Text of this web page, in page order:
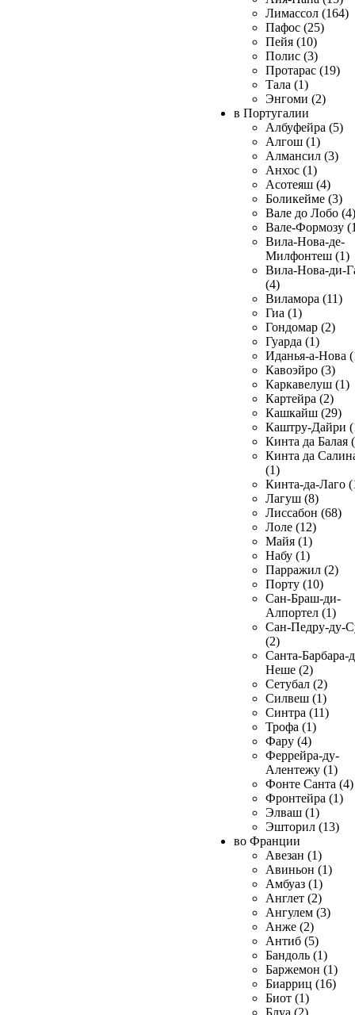
Лимассол (164)
Пафос (25)
Пейя (10)
Полис (3)
Протарас (19)
Тала (1)
Энгоми (2)
в Португалии
Албуфейра (5)
Алгош (1)
Алмансил (3)
Анхос (1)
Асотеяш (4)
Боликейме (3)
Вале до Лобо (4)
Вале-Формозу
Вила-Нова-де-
Милфонтеш (1)
Вила-Нова-ди-
(4)
Виламора (11)
Гиа (1)
Гондомар (2)
Гуарда (1)
Иданья-а-Нова
Кавоэйро (3)
Каркавелуш (1)
Картейра (2)
Кашкайш (29)
Каштру-Дайри
Кинта да Балая
Кинта да
(1)
Кинта-да-Лаго
Лагуш (8)
Лиссабон (68)
Лоле (12)
Майя (1)
Набу (1)
Парражил (2)
Порту (10)
Сан-Браш-ди-
Алпортел (1)
Сан-Педру-ду-
(2)
Санта-Барбара-
Неше (2)
Сетубал (2)
Силвеш (1)
Синтра (11)
Трофа (1)
Фару (4)
Феррейра-ду-
Алентежу (1)
Фонте Санта (4)
Фронтейра (1)
Элваш (1)
Эшторил (13)
во Франции
Авезан (1)
Авиньон (1)
Амбуаз (1)
Англет (2)
Ангулем (3)
Анже (2)
Антиб (5)
Бандоль (1)
Баржемон (1)
Биарриц (16)
Биот (1)
Блуа (2)